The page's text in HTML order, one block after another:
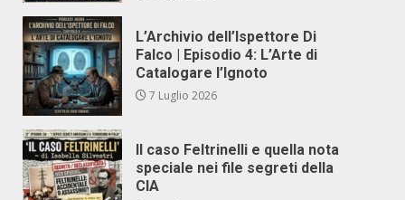
L’Archivio dell’Ispettore Di
Falco | Episodio 4: L’Arte di
Catalogare l’Ignoto
7 Luglio 2026
Il caso Feltrinelli e quella nota
speciale nei file segreti della
CIA